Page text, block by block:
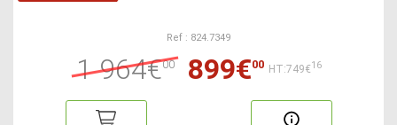
Ref : 824.7349
1 964€00 899€00 HT:749€16